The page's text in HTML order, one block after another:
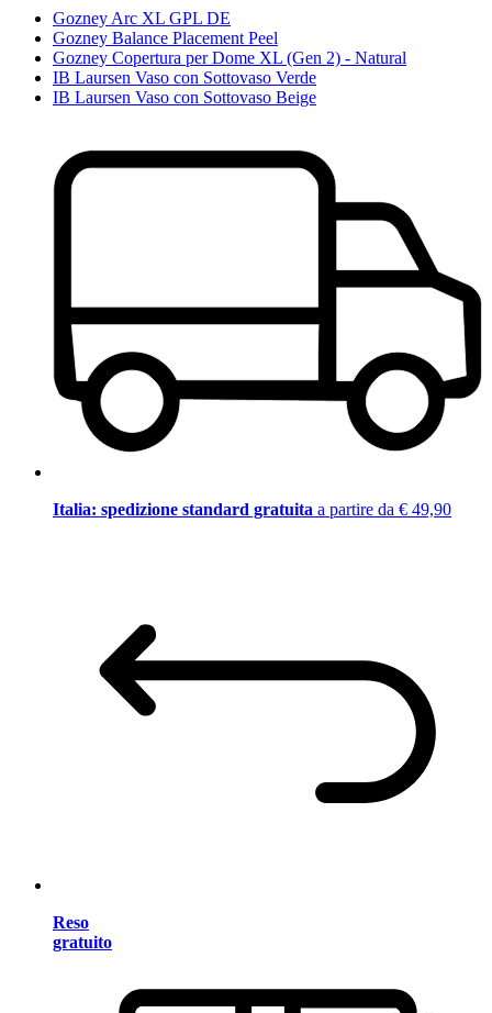
Gozney Arc XL GPL DE
Gozney Balance Placement Peel
Gozney Copertura per Dome XL (Gen 2) - Natural
IB Laursen Vaso con Sottovaso Verde
IB Laursen Vaso con Sottovaso Beige
Italia: spedizione standard gratuita a partire da € 49,90
Reso
gratuito